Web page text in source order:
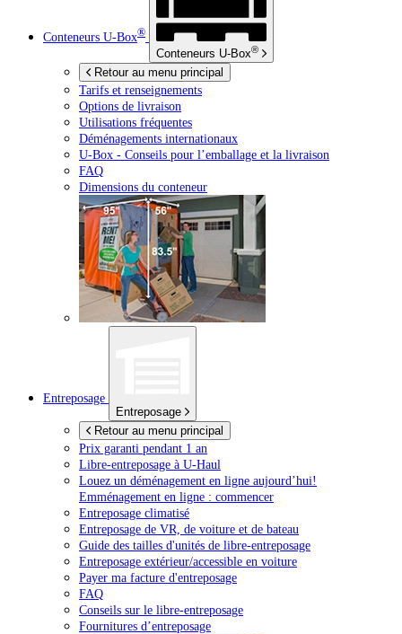
Conteneurs U-Box®
Conteneurs U-Box®
Retour au menu principal
Tarifs et renseignements
Options de livraison
Utilisations fréquentes
Déménagements internationaux
U-Box - Conseils pour l’emballage et la livraison
FAQ
Dimensions du conteneur
Entreposage
Entreposage
Retour au menu principal
Prix garanti pendant 1 an
Libre-entreposage à U-Haul
Louez un déménagement en ligne aujourd’hui!
Emménagement en ligne : commencer
Entreposage climatisé
Entreposage de VR, de voiture et de bateau
Guide des tailles d'unités de libre-entreposage
Entreposage extérieur/accessible en voiture
Payer ma facture d'entreposage
FAQ
Conseils sur le libre-entreposage
Fournitures d’entreposage